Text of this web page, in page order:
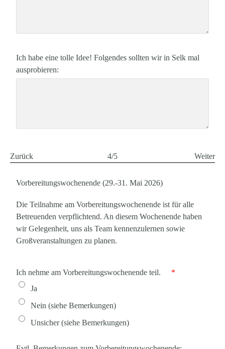
Ich habe eine tolle Idee! Folgendes sollten wir in Selk mal
ausprobieren:
Zurück 4/5 Weiter
Vorbereitungswochenende (29.-31. Mai 2026)
Die Teilnahme am Vorbereitungswochenende ist für alle
Betreuenden verpflichtend. An diesem Wochenende haben
wir Gelegenheit, uns als Team kennenzulernen sowie
Großveranstaltungen zu planen.
Ich nehme am Vorbereitungswochenende teil.
*
Ja
Nein (siehe Bemerkungen)
Unsicher (siehe Bemerkungen)